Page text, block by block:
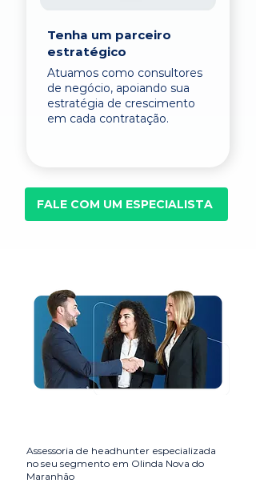
Tenha um parceiro
estratégico
Atuamos como consultores
de negócio, apoiando sua
estratégia de crescimento
em cada contratação.
FALE COM UM ESPECIALISTA
Assessoria de headhunter especializada
no seu segmento em Olinda Nova do
Maranhão